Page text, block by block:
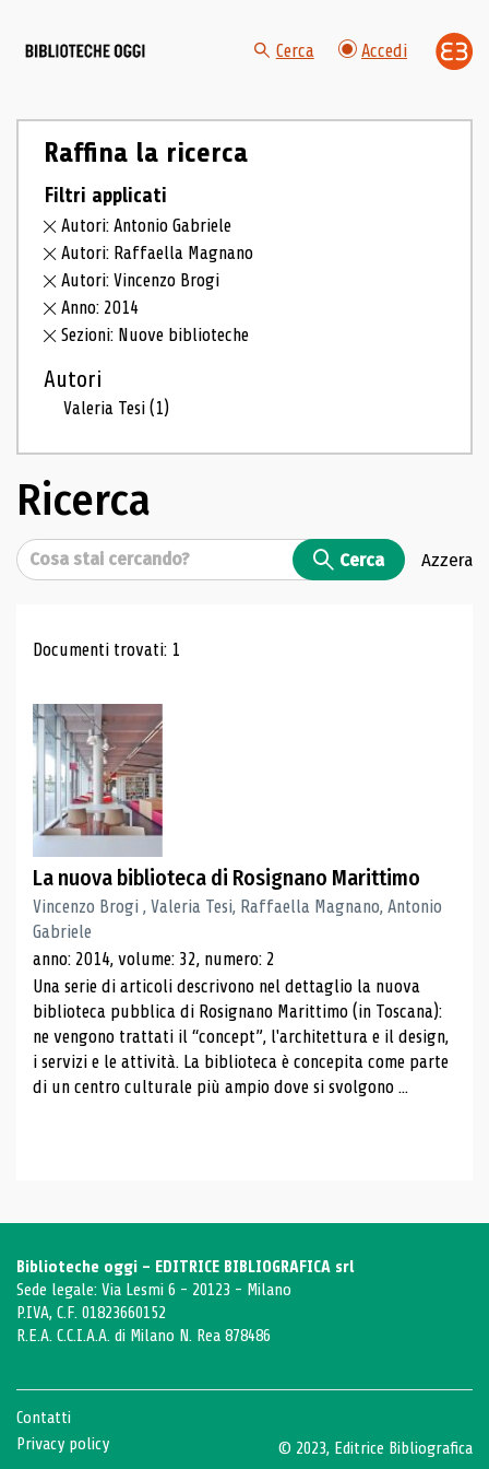
Cerca Accedi
Raffina la ricerca
Filtri applicati
Autori: Antonio Gabriele
Autori: Raffaella Magnano
Autori: Vincenzo Brogi
Anno: 2014
Sezioni: Nuove biblioteche
Autori
Valeria Tesi(1)
Ricerca
Cerca Cerca Azzera
Risultati di ricerca
Documenti trovati: 1
La nuova biblioteca di Rosignano Marittimo
Vincenzo Brogi , Valeria Tesi, Raffaella Magnano, Antonio
Gabriele
anno: 2014, volume: 32, numero: 2
Una serie di articoli descrivono nel dettaglio la nuova
biblioteca pubblica di Rosignano Marittimo (in Toscana):
ne vengono trattati il ​​“concept”, l'architettura e il design,
i servizi e le attività. La biblioteca è concepita come parte
di un centro culturale più ampio dove si svolgono ...
Biblioteche oggi - EDITRICE BIBLIOGRAFICA srl
Sede legale: Via Lesmi 6 - 20123 - Milano
P.IVA, C.F. 01823660152
R.E.A. C.C.I.A.A. di Milano N. Rea 878486
Contatti
Privacy policy
© 2023, Editrice Bibliografica